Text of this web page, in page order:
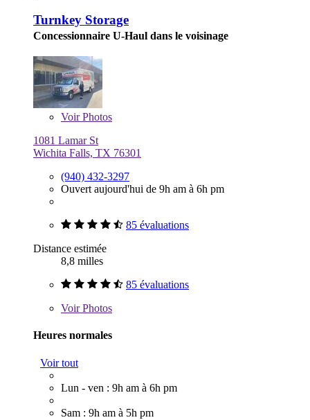
Turnkey Storage
Concessionnaire U-Haul dans le voisinage
VoirPhotos
1081 Lamar St
Wichita Falls, TX 76301
(940) 432-3297
Ouvert aujourd'hui de 9h am à 6h pm
85 évaluations
Distance estimée
8,8 milles
85 évaluations
VoirPhotos
Heures normales
Voir tout
Lun - ven : 9h am à 6h pm
Sam : 9h am à 5h pm